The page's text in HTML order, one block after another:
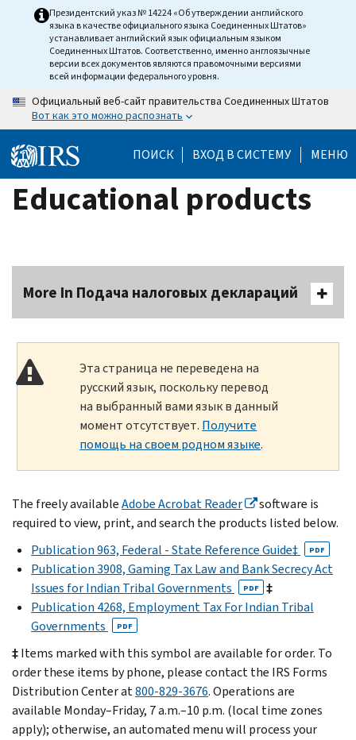
Президентский указ № 14224 «Об утверждении английского
языка в качестве официального языка Соединенных Штатов»
устанавливает английский язык официальным языком
Соединенных Штатов. Соответственно, именно англоязычные
версии всех документов являются правомочными версиями
всей информации федерального уровня.
Официальный веб-сайт правительства Соединенных Штатов
Вот как это можно распознать
ПОИСК ВХОД В СИСТЕМУ МЕНЮ
Educational products
More In Подача налоговых деклараций
Эта страница не переведена на
русский язык, поскольку перевод
на выбранный вами язык в данный
момент отсутствует. Получите
помощь на своем родном языке.
The freely availableAdobe Acrobat Reader
software is
required to view, print, and search the products listed below.
Publication 963, Federal - State Reference Guide‡
PDF
Publication 3908, Gaming Tax Law and Bank Secrecy Act
Issues for Indian Tribal Governments
PDF
‡
Publication 4268, Employment Tax For Indian Tribal
Governments
PDF
‡Items marked with this symbol are available for order. To
order these items by phone, please contact the IRS Forms
Distribution Center at800-829-3676. Operations are
available Monday–Friday, 7 a.m.–10 p.m. (local time zones
apply); otherwise, an automated menu will process your